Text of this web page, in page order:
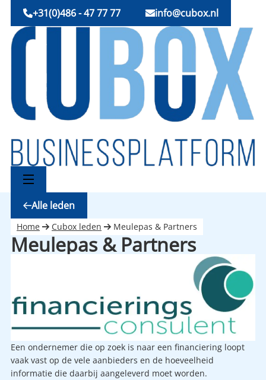
+31(0)486 - 47 77 77 info@cubox.nl
Alle leden
Home Cubox leden Meulepas & Partners
Meulepas & Partners
Een ondernemer die op zoek is naar een financiering loopt
vaak vast op de vele aanbieders en de hoeveelheid
informatie die daarbij aangeleverd moet worden.